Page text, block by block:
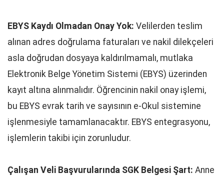
EBYS Kaydı Olmadan Onay Yok: Velilerden teslim
alınan adres doğrulama faturaları ve nakil dilekçeleri
asla doğrudan dosyaya kaldırılmamalı, mutlaka
Elektronik Belge Yönetim Sistemi (EBYS) üzerinden
kayıt altına alınmalıdır. Öğrencinin nakil onay işlemi,
bu EBYS evrak tarih ve sayısının e-Okul sistemine
işlenmesiyle tamamlanacaktır. EBYS entegrasyonu,
işlemlerin takibi için zorunludur.
Çalışan Veli Başvurularında SGK Belgesi Şart: Anne